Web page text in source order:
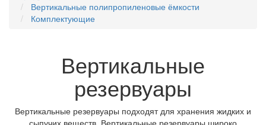
Вертикальные полипропиленовые ёмкости
Комплектующие
Вертикальные
резервуары
Вертикальные резервуары подходят для хранения жидких и